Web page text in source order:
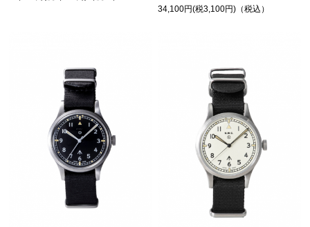
34,100円(税3,100円)（税込）